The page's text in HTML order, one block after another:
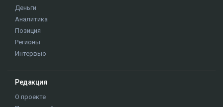
Деньги
Аналитика
Позиция
Регионы
Интервью
Редакция
О проекте